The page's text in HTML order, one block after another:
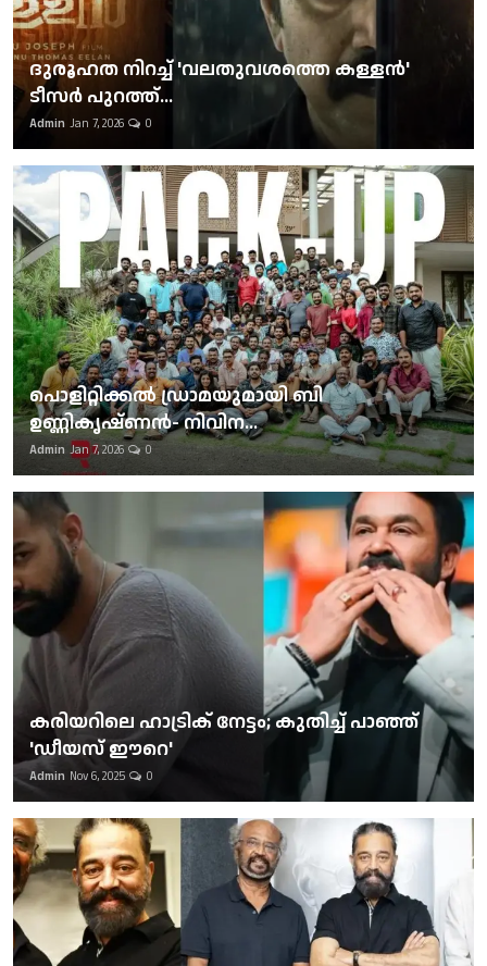
ദുരൂഹത നിറച്ച് 'വലതുവശത്തെ കള്ളന്‍'
ടീസര്‍ പുറത്ത്...
Admin Jan 7, 2026 0
പൊളിറ്റിക്കല്‍ ഡ്രാമയുമായി ബി
ഉണ്ണികൃഷ്ണന്‍- നിവിന...
Admin Jan 7, 2026 0
കരിയറിലെ ഹാട്രിക് നേട്ടം; കുതിച്ച് പാഞ്ഞ്
'ഡീയസ് ഈറെ'
Admin Nov 6, 2025 0